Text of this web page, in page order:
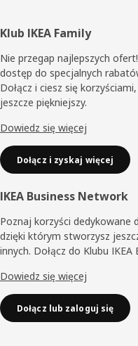
Stopka
Klub IKEA Family
Nie przegap najlepszych
dostęp do specjalnych
Dołącz i ciesz się
jeszcze piękniejszy.
Dowiedz się więcej
Dołącz i zyskaj więcej
IKEA Business Network
Poznaj korzyści dedykowane
dzięki którym stworzysz
innych. Dołącz do Klubu
Dowiedz się więcej
Dołącz lub zaloguj się